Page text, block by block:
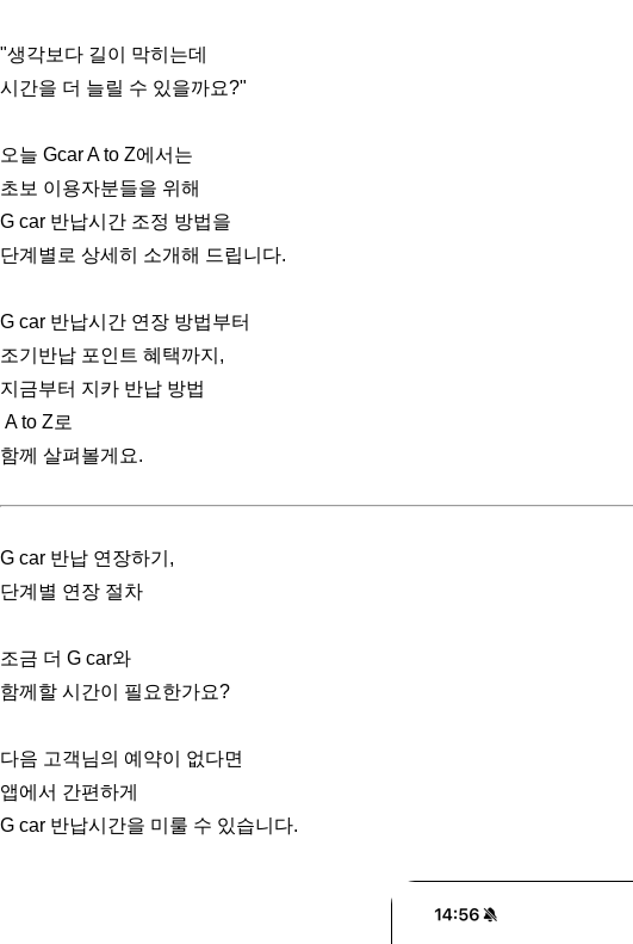
"생각보다 길이 막히는데
시간을 더 늘릴 수 있을까요?"
오늘 Gcar A to Z에서는
초보 이용자분들을 위해
G car 반납시간 조정 방법을
단계별로 상세히 소개해 드립니다.
G car 반납시간 연장 방법부터
조기반납 포인트 혜택까지,
지금부터 지카 반납 방법
A to Z로
함께 살펴볼게요.
G car 반납 연장하기,
단계별 연장 절차
조금 더 G car와
함께할 시간이 필요한가요?
다음 고객님의 예약이 없다면
앱에서 간편하게
G car 반납시간을 미룰 수 있습니다.